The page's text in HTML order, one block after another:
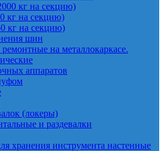
кг на секцию)
кг на секцию)
кг на секцию)
шин
на металлокаркасе.
аппаратов
(локеры)
и раздевалки
хранения инструмента настенные